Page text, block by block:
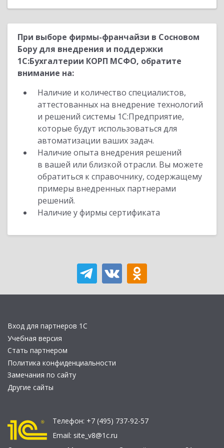
При выборе фирмы-франчайзи в Сосновом
Бору для внедрения и поддержки
1С:Бухгалтерии КОРП МСФО, обратите
внимание на:
Наличие и количество специалистов,
аттестованных на внедрение технологий
и решений системы 1С:Предприятие,
которые будут использоваться для
автоматизации ваших задач.
Наличие опыта внедрения решений
в вашей или близкой отрасли. Вы можете
обратиться к справочнику, содержащему
примеры внедренных партнерами
решений.
Наличие у фирмы сертификата
Вход для партнеров 1С
Учебная версия
Стать партнером
Политика конфиденциальности
Замечания по сайту
Другие сайты
Телефон: +7 (495) 737-92-57
Email: site_v8@1c.ru